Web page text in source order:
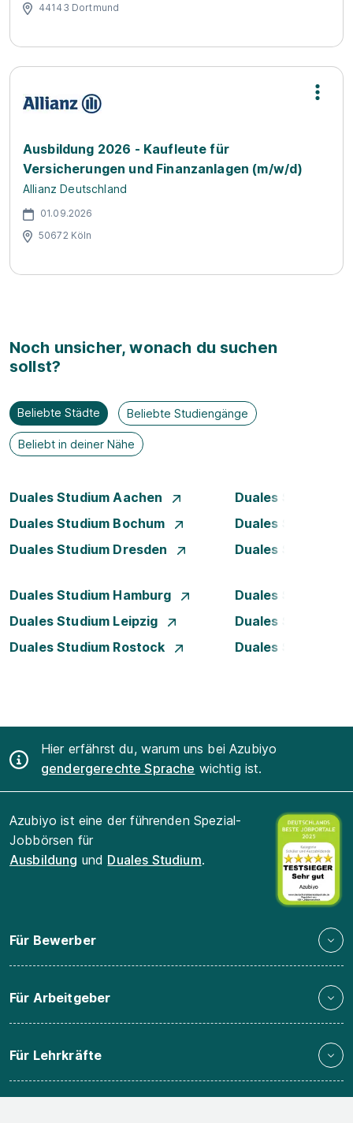
44143 Dortmund
Ausbildung 2026 - Kaufleute für
Versicherungen und Finanzanlagen (m/w/d)
Allianz Deutschland
01.09.2026
50672 Köln
Noch unsicher, wonach du suchen
sollst?
Beliebte Städte Beliebte Studiengänge
Beliebt in deiner Nähe
Duales Studium Aachen
Duales Studium
Duales Studium Bochum
Duales Studium
Duales Studium Dresden
Duales Studium
Duales Studium Hamburg
Duales Studium
Duales Studium Leipzig
Duales Studium
Duales Studium Rostock
Duales Studium
Hier erfährst du, warum uns bei Azubiyo
gendergerechte Sprache wichtig ist.
Azubiyo ist eine der führenden Spezial-
Jobbörsen für
Ausbildung und Duales Studium.
Für Bewerber
Für Arbeitgeber
Für Lehrkräfte